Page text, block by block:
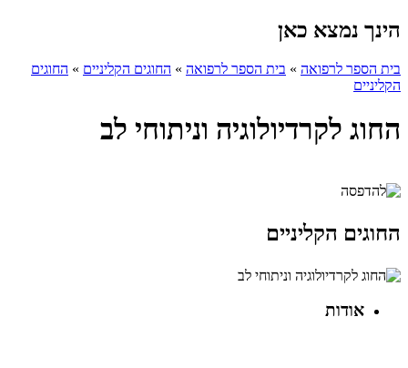
הינך נמצא כאן
בית הספר לרפואה » בית הספר לרפואה » החוגים הקליניים » החוגים
הקליניים
החוג לקרדיולוגיה וניתוחי לב
החוגים הקליניים
אודות